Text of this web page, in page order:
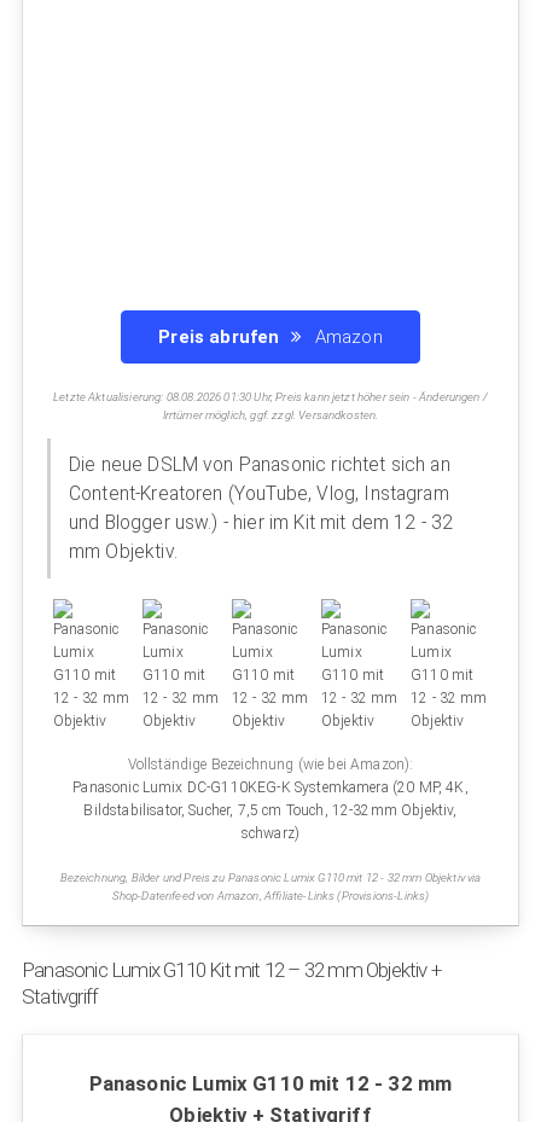
Preis abrufen Amazon
Letzte Aktualisierung: 08.08.2026 01:30 Uhr, Preis kann jetzt höher sein - Änderungen /
Irrtümer möglich, ggf. zzgl. Versandkosten.
Die neue DSLM von Panasonic richtet sich an
Content-Kreatoren (YouTube, Vlog, Instagram
und Blogger usw.) - hier im Kit mit dem 12 - 32
mm Objektiv.
Vollständige Bezeichnung (wie bei Amazon):
Panasonic Lumix DC-G110KEG-K Systemkamera (20 MP, 4K,
Bildstabilisator, Sucher, 7,5 cm Touch, 12-32mm Objektiv,
schwarz)
Bezeichnung, Bilder und Preis zu Panasonic Lumix G110 mit 12 - 32 mm Objektiv via
Shop-Datenfeed von Amazon, Affiliate-Links (Provisions-Links)
Panasonic Lumix G110 Kit mit 12 – 32 mm Objektiv +
Stativgriff
Panasonic Lumix G110 mit 12 - 32 mm
Objektiv + Stativgriff